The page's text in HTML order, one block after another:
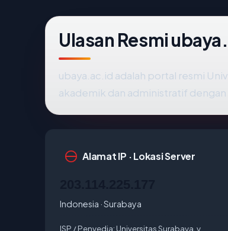
Ulasan Resmi
ubaya.ac.id adalah portal resmi
akademik dan administratif dengan
Alamat IP · Lokasi Server
Indonesia · Surabaya
ISP / Penyedia: Universitas Surabaya, y